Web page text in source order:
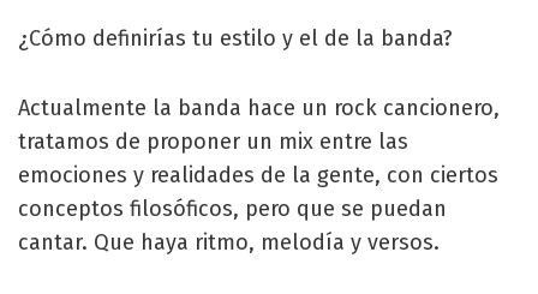
¿Cómo definirías tu estilo y el de la banda?
Actualmente la banda hace un rock cancionero,
tratamos de proponer un mix entre las
emociones y realidades de la gente, con ciertos
conceptos filosóficos, pero que se puedan
cantar. Que haya ritmo, melodía y versos.